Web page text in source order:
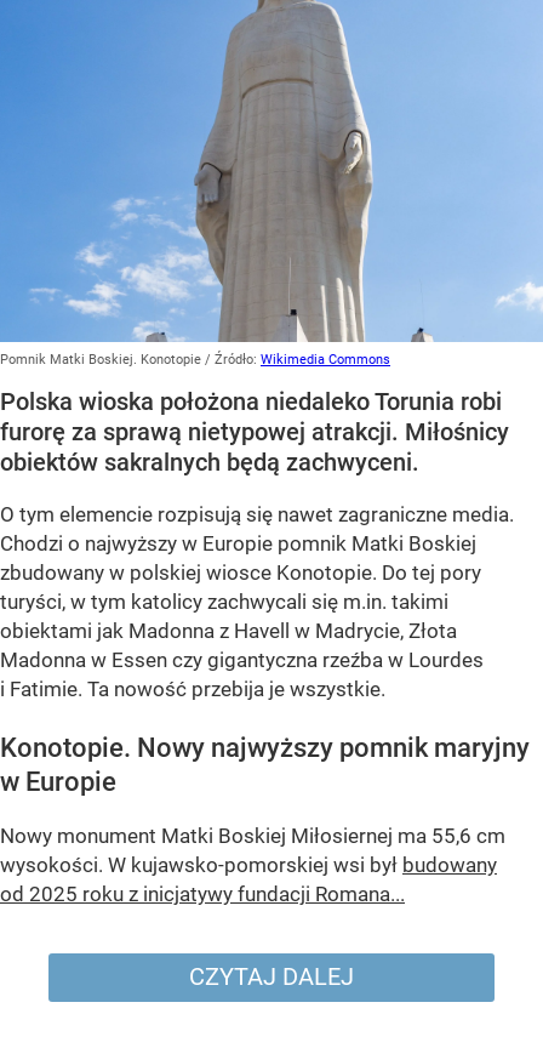
Pomnik Matki Boskiej. Konotopie / Źródło: Wikimedia Commons
Polska wioska położona niedaleko Torunia robi
furorę za sprawą nietypowej atrakcji. Miłośnicy
obiektów sakralnych będą zachwyceni.
O tym elemencie rozpisują się nawet zagraniczne media.
Chodzi o najwyższy w Europie pomnik Matki Boskiej
zbudowany w polskiej wiosce Konotopie. Do tej pory
turyści, w tym katolicy zachwycali się m.in. takimi
obiektami jak Madonna z Havell w Madrycie, Złota
Madonna w Essen czy gigantyczna rzeźba w Lourdes
i Fatimie. Ta nowość przebija je wszystkie.
Konotopie. Nowy najwyższy pomnik maryjny
w Europie
Nowy monument Matki Boskiej Miłosiernej ma 55,6 cm
wysokości. W kujawsko-pomorskiej wsi był budowany
od 2025 roku z inicjatywy fundacji Romana...
CZYTAJ DALEJ